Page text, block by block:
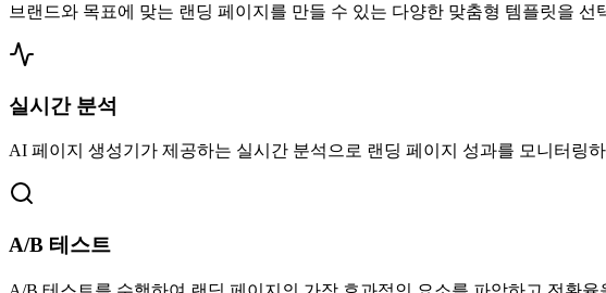
브랜드와 목표에 맞는 랜딩 페이지를 만들 수 있는 다양한 맞춤형 템플릿을 선
실시간 분석
AI 페이지 생성기가 제공하는 실시간 분석으로 랜딩 페이지 성과를 모니터링
A/B 테스트